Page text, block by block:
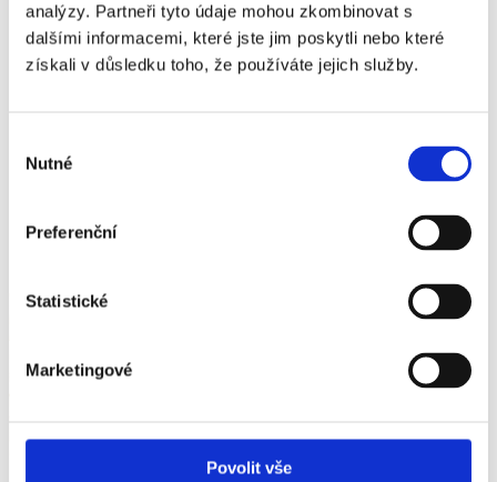
analýzy. Partneři tyto údaje mohou zkombinovat s
dalšími informacemi, které jste jim poskytli nebo které
získali v důsledku toho, že používáte jejich služby.
souhlasu
Nutné
Preferenční
Statistické
Marketingové
Povolit vše
Čerstvé mléko se dopravuje z farem do naší
mlékárny. Zde prochází odtučňovací kúrou a
takzvaným hrudkováním. Při vysoké teplotě mění